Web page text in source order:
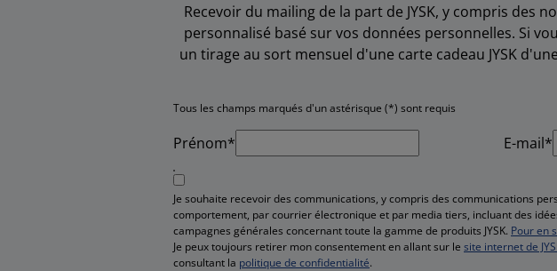
Recevoir du mailing de la part de JYSK, y compris des
personnalisé basé sur vos données personnelles. Si
un tirage au sort mensuel d'une carte cadeau JYSK
Tous les champs marqués d'un astérisque (*) sont requis
Prénom* E-mail*
Je souhaite recevoir des communications, y compris des communications
comportement, par courrier électronique et par media tiers, incluant des
campagnes générales concernant toute la gamme de produits JYSK. Pour en
Je peux toujours retirer mon consentement en allant sur le site internet de
consultant la politique de confidentialité.